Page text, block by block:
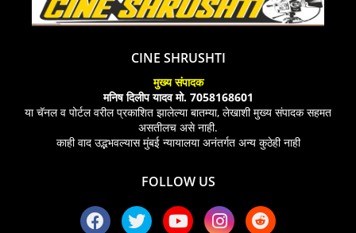
CINE SHRUSHTI
मुख्य संपादक
मनिष दिलीप यादव मो. 7058168601
या चॅनल व पोर्टल वरील प्रकाशित झालेल्या बातम्या, लेखाशी मुख्य संपादक सहमत
असतीलच असे नाही.
काही वाद उद्भभवल्यास मुंबई न्यायालया अनंतर्गत अन्य कुठेही नाही
FOLLOW US